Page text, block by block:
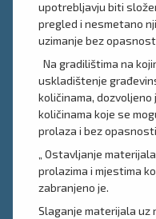
upotrebljavju biti
pregled i nesmetano
uzimanje bez
Na gradilištima na
uskladištenje
količinama,
količinama koje se
prolaza i bez opasnosti
„ Ostavljanje
prolazima i mjestima
zabranjeno je.
Slaganje materijala uz